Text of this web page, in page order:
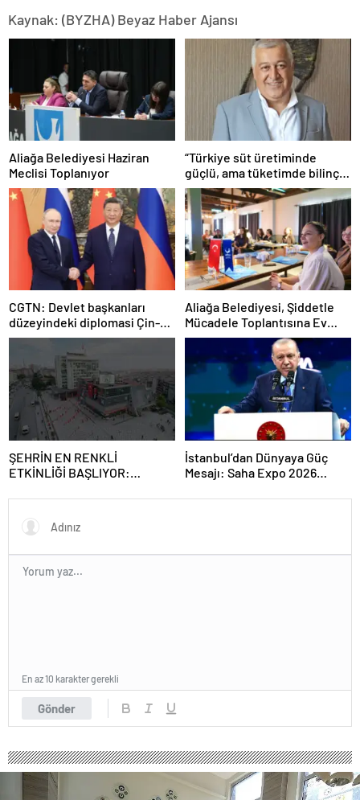
Kaynak: (BYZHA) Beyaz Haber Ajansı
Aliağa Belediyesi Haziran
Meclisi Toplanıyor
“Türkiye süt üretiminde
güçlü, ama tüketimde bilinç
şart”
CGTN: Devlet başkanları
düzeyindeki diplomasi Çin-
Rusya arasındaki büyüyen
ortaklığı güçlendiriyor
Aliağa Belediyesi, Şiddetle
Mücadele Toplantısına Ev
Sahipliği Yaptı
ŞEHRİN EN RENKLİ
ETKİNLİĞİ BAŞLIYOR:
FESTİVALİ” HEYECANI
GAZİOSMANPAŞA’DA
YAŞANACAK
İstanbul’dan Dünyaya Güç
Mesajı: Saha Expo 2026
Gönder
En az 10 karakter gerekli